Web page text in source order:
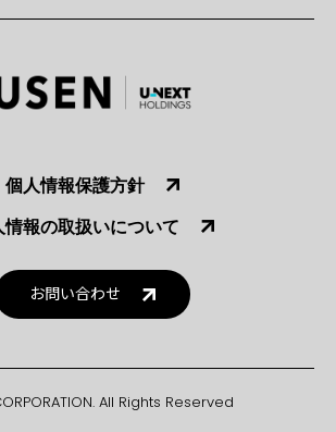
個人情報保護方針
情報の取扱いについて
お問い合わせ
All Rights Reserved